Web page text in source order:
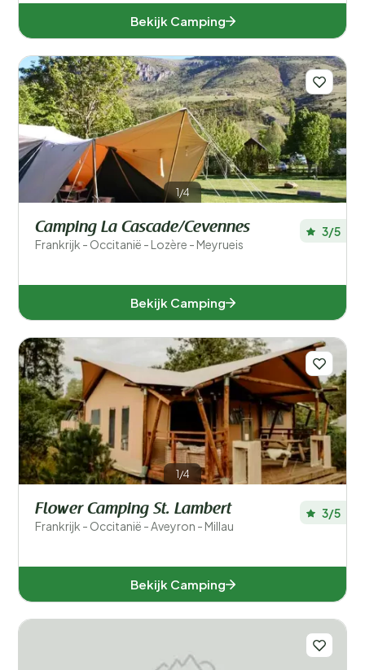
Bekijk Camping
1/4
Camping La Cascade/Cevennes
Frankrijk - Occitanië - Lozère - Meyrueis
3/5
Bekijk Camping
1/4
Flower Camping St. Lambert
Frankrijk - Occitanië - Aveyron - Millau
3/5
Bekijk Camping